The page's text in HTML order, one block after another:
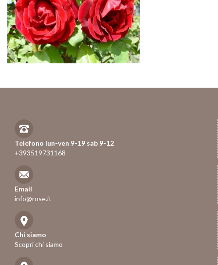
Telefono lun-ven 9-19 sab 9-12
+393519731168
Email
info@rose.it
Chi siamo
Scopri chi siamo